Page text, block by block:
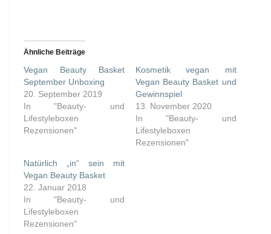
Ähnliche Beiträge
Vegan Beauty Basket
September Unboxing
20. September 2019
In "Beauty- und
Lifestyleboxen
Rezensionen"
Kosmetik vegan mit
Vegan Beauty Basket und
Gewinnspiel
13. November 2020
In "Beauty- und
Lifestyleboxen
Rezensionen"
Natürlich „in“ sein mit
Vegan Beauty Basket
22. Januar 2018
In "Beauty- und
Lifestyleboxen
Rezensionen"